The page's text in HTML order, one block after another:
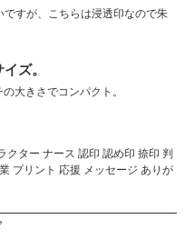
すが、こちらは浸透印なので朱
ズ。
大きさでコンパクト。
クター ナース 認印 認め印 捺印 判
プリント 応援 メッセージ ありが